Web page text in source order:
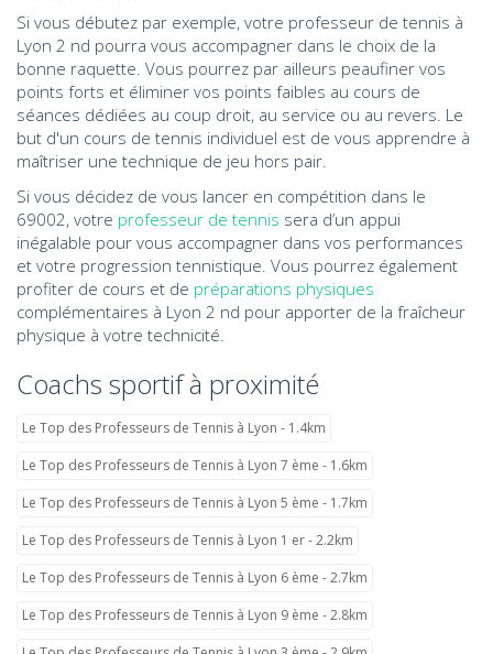
Si vous débutez par exemple, votre professeur de tennis à
Lyon 2 nd pourra vous accompagner dans le choix de la
bonne raquette. Vous pourrez par ailleurs peaufiner vos
points forts et éliminer vos points faibles au cours de
séances dédiées au coup droit, au service ou au revers. Le
but d'un cours de tennis individuel est de vous apprendre à
maîtriser une technique de jeu hors pair.
Si vous décidez de vous lancer en compétition dans le
69002, votre professeur de tennis sera d’un appui
inégalable pour vous accompagner dans vos performances
et votre progression tennistique. Vous pourrez également
profiter de cours et de préparations physiques
complémentaires à Lyon 2 nd pour apporter de la fraîcheur
physique à votre technicité.
Coachs sportif à proximité
Le Top des Professeurs de Tennis à Lyon - 1.4km
Le Top des Professeurs de Tennis à Lyon 7 ème - 1.6km
Le Top des Professeurs de Tennis à Lyon 5 ème - 1.7km
Le Top des Professeurs de Tennis à Lyon 1 er - 2.2km
Le Top des Professeurs de Tennis à Lyon 6 ème - 2.7km
Le Top des Professeurs de Tennis à Lyon 9 ème - 2.8km